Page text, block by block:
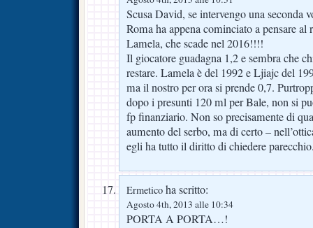
Scusa David, se intervengo una seconda
Roma ha appena cominciato a pensare
Lamela, che scade nel 2016!!!!
Il giocatore guadagna 1,2 e sembra che
restare. Lamela è del 1992 e Ljiajc del
ma il nostro per ora si prende 0,7.
dopo i presunti 120 ml per Bale, non si
fp finanziario. Non so precisamente di
aumento del serbo, ma di certo –
egli ha tutto il diritto di chiedere
Ermetico ha scritto:
Agosto 4th, 2013 alle 10:34
PORTA A PORTA…!